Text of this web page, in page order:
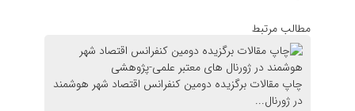
مطالب مرتبط
چاپ مقالات برگزیده دومین کنفرانس اقتصاد شهر هوشمند
در ژورنال...